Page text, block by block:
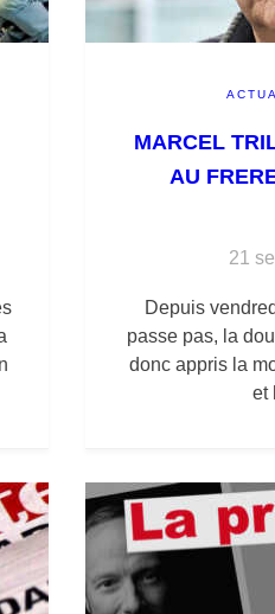
MARCEL
AU
21
Depuis
passe pas, la
donc appris la
et